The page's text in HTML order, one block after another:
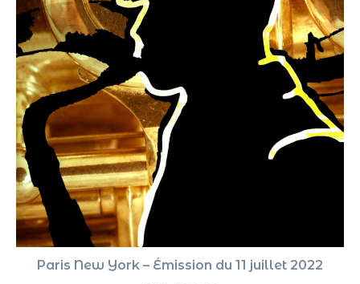
Paris New York – Émission du 11 juillet 2022